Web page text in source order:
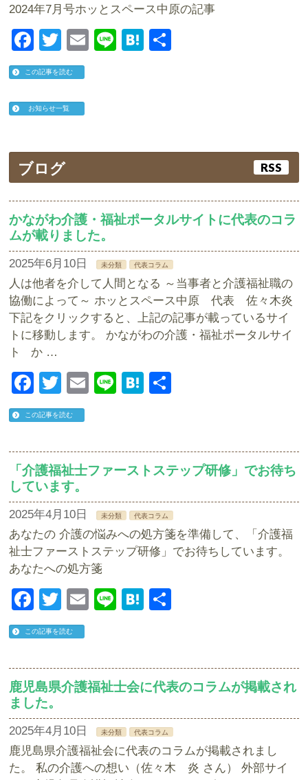
2024年7月号ホッとスペース中原の記事
Facebook
Twitter
EmailLineHatena
この記事を読む
お知らせ一覧
ブログ RSS
かながわ介護・福祉ポータルサイトに代表のコラ
ムが載りました。
2025年6月10日 未分類 代表コラム
人は他者を介して人間となる ～当事者と介護福祉職の
協働によって～ ホッとスペース中原 代表 佐々木炎
下記をクリックすると、上記の記事が載っているサイ
トに移動します。 かながわの介護・福祉ポータルサイ
ト か …
Facebook
Twitter
EmailLineHatena
この記事を読む
「介護福祉士ファーストステップ研修」でお待ち
しています。
2025年4月10日 未分類 代表コラム
あなたの 介護の悩みへの処方箋を準備して、「介護福
祉士ファーストステップ研修」でお待ちしています。
あなたへの処方箋
Facebook
Twitter
EmailLineHatena
この記事を読む
鹿児島県介護福祉士会に代表のコラムが掲載され
ました。
2025年4月10日 未分類 代表コラム
鹿児島県介護福祉会に代表のコラムが掲載されまし
た。 私の介護への想い（佐々木 炎 さん） 外部サイ